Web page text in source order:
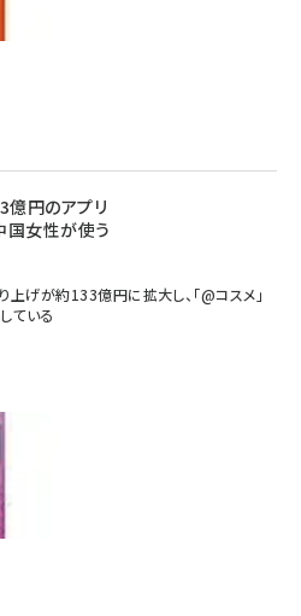
円のアプリ
国女性が使う
げが約133億円に拡大し、「@コスメ」
ている